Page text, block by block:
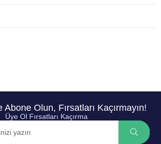
Olun, Fırsatları Kaçırmayın!
Üye Ol Fırsatları Kaçırma